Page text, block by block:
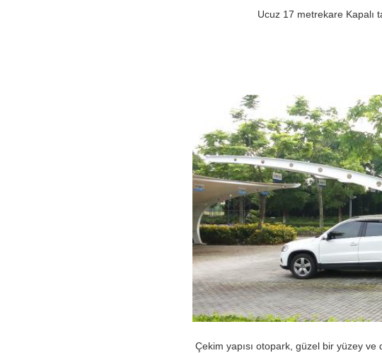
Ucuz 17 metrekare Kapalı
Çekim yapısı otopark, güzel bir yüzey